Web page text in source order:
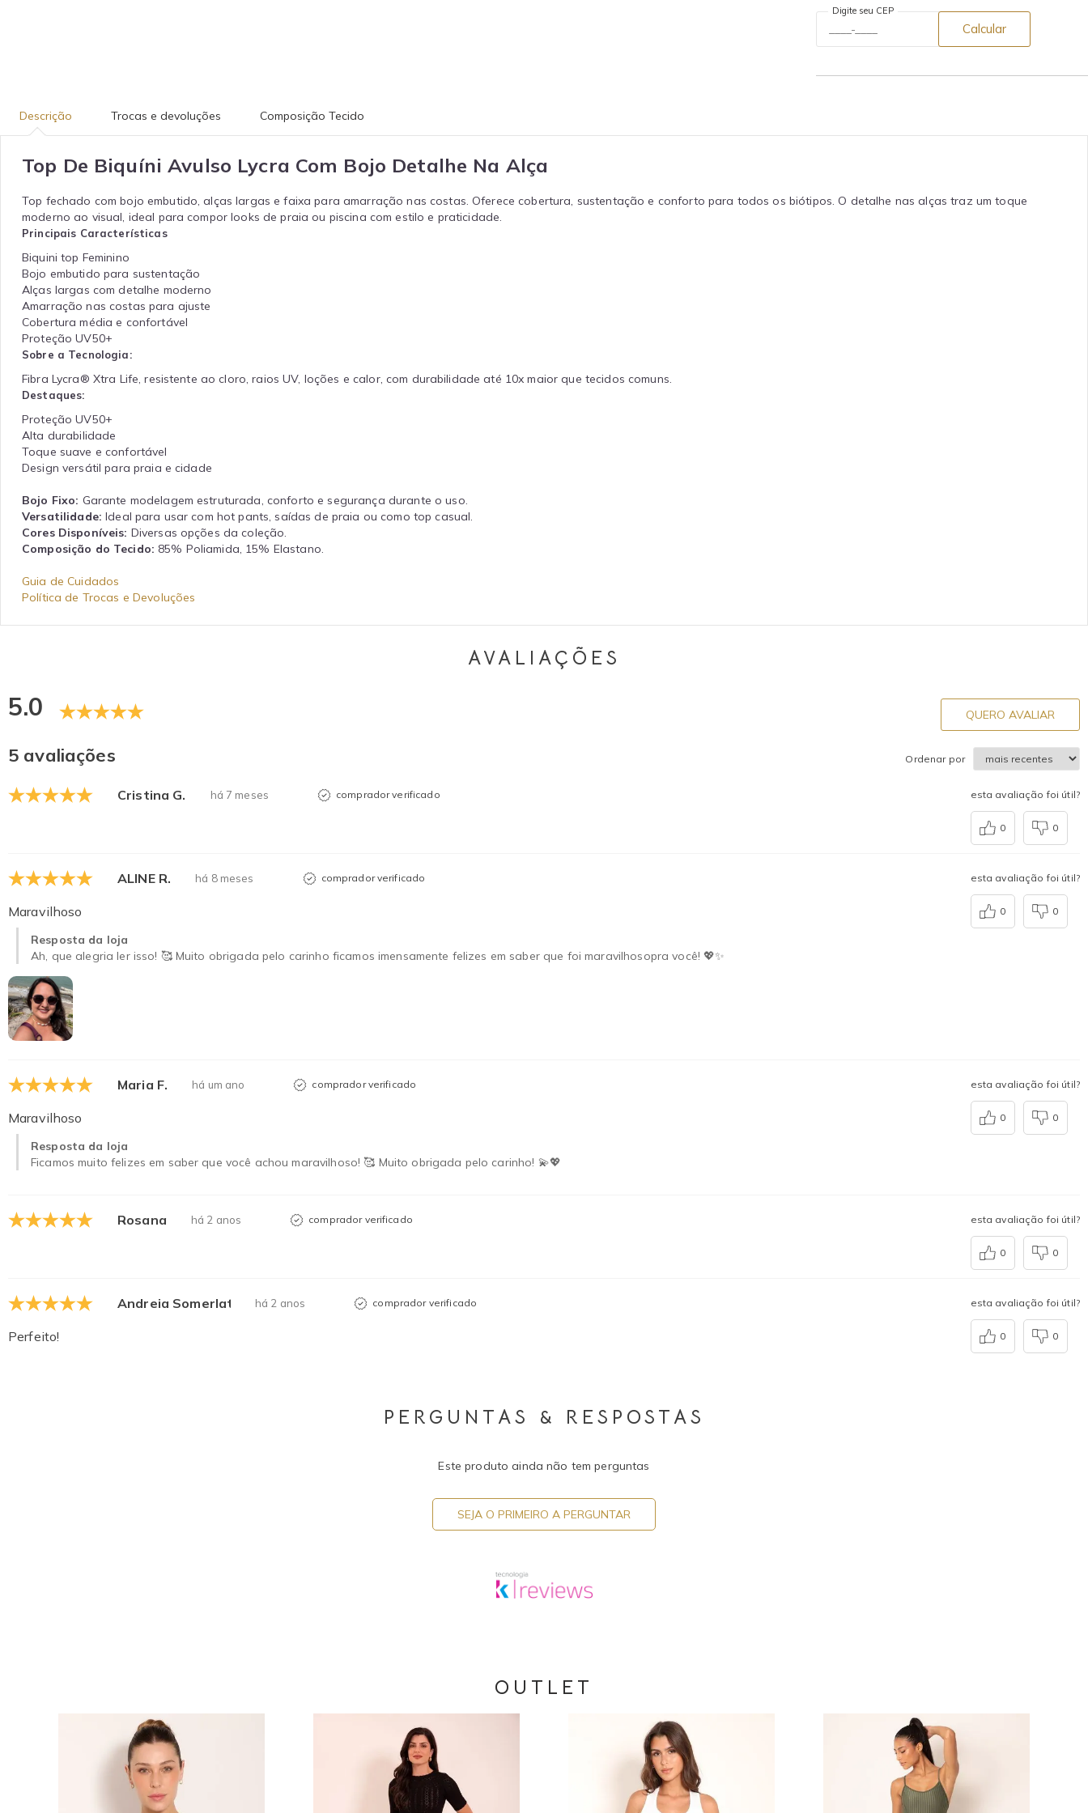
Digite seu CEP
Calcular
Descrição Trocas e devoluções Composição Tecido
Top De Biquíni Avulso Lycra Com Bojo Detalhe Na Alça
Top fechado com bojo embutido, alças largas e faixa para amarração nas costas. Oferece cobertura, sustentação e conforto para todos os biótipos. O detalhe nas alças traz um toque
moderno ao visual, ideal para compor looks de praia ou piscina com estilo e praticidade.
Principais Características
Biquini top Feminino
Bojo embutido para sustentação
Alças largas com detalhe moderno
Amarração nas costas para ajuste
Cobertura média e confortável
Proteção UV50+
Sobre a Tecnologia:
Fibra Lycra® Xtra Life, resistente ao cloro, raios UV, loções e calor, com durabilidade até 10x maior que tecidos comuns.
Destaques:
Proteção UV50+
Alta durabilidade
Toque suave e confortável
Design versátil para praia e cidade
Bojo Fixo: Garante modelagem estruturada, conforto e segurança durante o uso.
Versatilidade: Ideal para usar com hot pants, saídas de praia ou como top casual.
Cores Disponíveis: Diversas opções da coleção.
Composição do Tecido: 85% Poliamida, 15% Elastano.
Guia de Cuidados
Política de Trocas e Devoluções
AVALIAÇÕES
5.0 QUERO AVALIAR
5 avaliações Ordenar por
Cristina G. há 7 meses comprador verificado esta avaliação foi útil?
0 0
ALINE R. há 8 meses comprador verificado
Maravilhoso
Resposta da loja
Ah, que alegria ler isso! 🥰 Muito obrigada pelo carinho ficamos imensamente felizes em saber que foi maravilhosopra você! 💖✨
esta avaliação foi útil?
0 0
Maria F. há um ano comprador verificado
Maravilhoso
Resposta da loja
Ficamos muito felizes em saber que você achou maravilhoso! 🥰 Muito obrigada pelo carinho! 💫💖
esta avaliação foi útil?
0 0
Rosana há 2 anos comprador verificado esta avaliação foi útil?
0 0
Andreia Somerlate há 2 anos comprador verificado
Perfeito!
esta avaliação foi útil?
0 0
PERGUNTAS & RESPOSTAS
Este produto ainda não tem perguntas
SEJA O PRIMEIRO A PERGUNTAR
OUTLET